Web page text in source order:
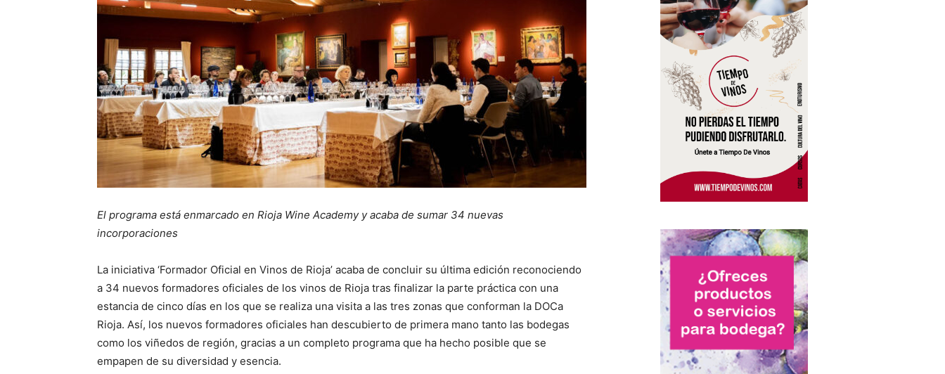
El programa está enmarcado en Rioja Wine Academy y acaba de sumar 34 nuevas
incorporaciones
La iniciativa ‘Formador Oficial en Vinos de Rioja’ acaba de concluir su última edición reconociendo
a 34 nuevos formadores oficiales de los vinos de Rioja tras finalizar la parte práctica con una
estancia de cinco días en los que se realiza una visita a las tres zonas que conforman la DOCa
Rioja. Así, los nuevos formadores oficiales han descubierto de primera mano tanto las bodegas
como los viñedos de región, gracias a un completo programa que ha hecho posible que se
empapen de su diversidad y esencia.